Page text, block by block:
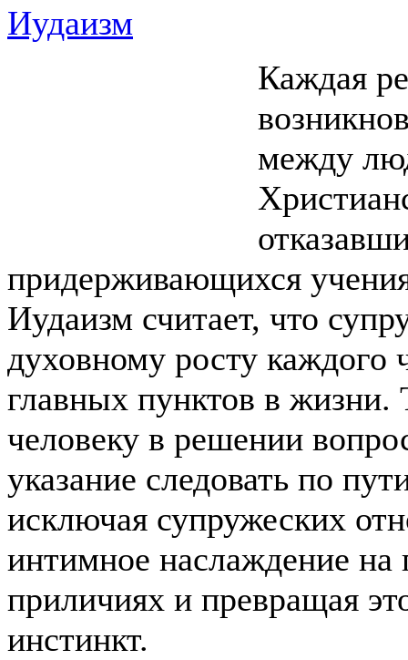
Иудаизм
Каждая
между
придерживающихся
Иудаизм считает, что
духовному росту каждого
главных пунктов в жизни.
человеку в решении
указание следовать по
исключая супружеских
интимное наслаждение на
приличиях и превращая
инстинкт.